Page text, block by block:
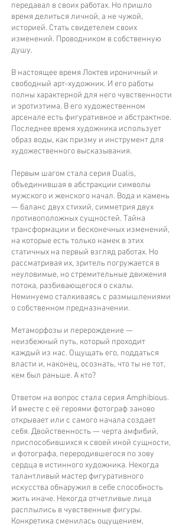
передавал в своих работах. Но пришло
время делиться личной, а не чужой,
историей. Стать свидетелем своих
изменений. Проводником в собственную
душу.
В настоящее время Локтев ироничный и
свободный арт-художник. И его работы
полны характерной для него чувственности
и эротизтима. В его художественном
арсенале есть фигуративное и абстрактное.
Последнее время художника использует
образ воды, как призму и инструмент для
художественного высказывания.
Первым шагом стала серия Dualis,
объединившая в абстракции символы
мужского и женского начал. Вода и камень
— баланс двух стихий, симметрия двух
противоположных сущностей. Тайна
трансформации и бесконечных изменений,
на которые есть только намек в этих
статичных на первый взгляд работах. Но
рассматривая их, зритель погружается в
неуловимые, но стремительные движения
потока, разбивающегося о скалы.
Неминуемо сталкиваясь с размышлениями
о собственном предназначении.
Метаморфозы и перерождение —
неизбежный путь, который проходит
каждый из нас. Ощущать его, поддаться
власти и, наконец, осознать, что ты не тот,
кем был раньше. А кто?
Ответом на вопрос стала серия Amphibious.
И вместе с её героями фотограф заново
открывает или с самого начала создает
себя. Двойственность — черта амфибий,
приспособившихся к своей иной сущности,
и фотографа, переродившегося по зову
сердца в истинного художника. Некогда
талантливый мастер фигуративного
искусства обнаружил в себе способность
жить иначе. Некогда отчетливые лица
расплылись в чувственные фигуры.
Конкретика сменилась ощущением,